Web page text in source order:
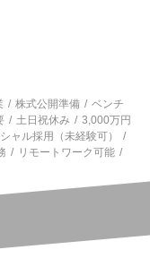
株式公開準備
ベンチ
土日祝休み
3,000万円
ャル採用（未経験可）
リモートワーク可能